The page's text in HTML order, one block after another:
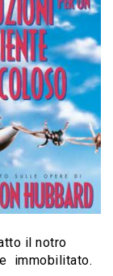
il notro
immobilitato.